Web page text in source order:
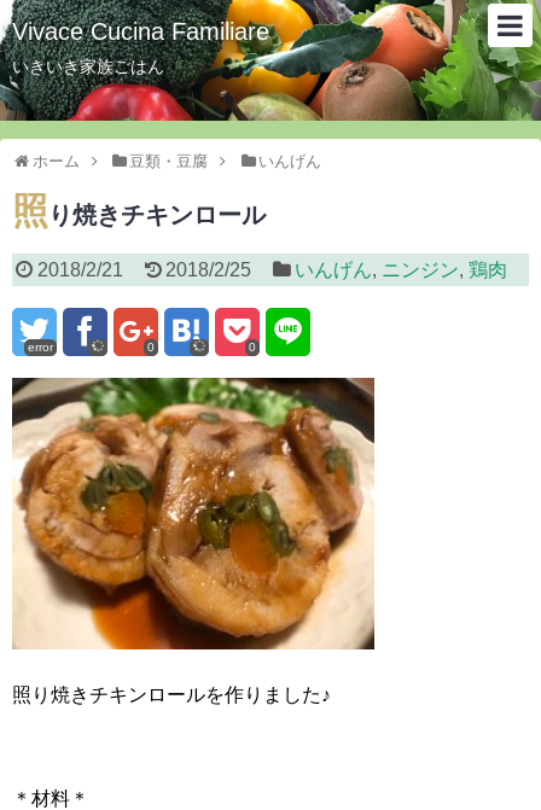
Vivace Cucina Familiare
いきいき家族ごはん
ホーム 豆類・豆腐 いんげん
照 り焼きチキンロール
2018/2/21 2018/2/25 いんげん, ニンジン,鶏肉
error 0 0
照り焼きチキンロールを作りました♪
＊材料＊